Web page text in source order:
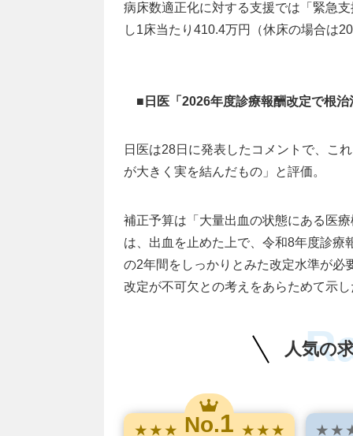
病床数適正化に対する支援では「緊急
し1床当たり410.4万円（休床の場合は
■日医「2026年度診療報酬改定で根治
日医は28日に発表したコメントで、こ
が大きく実を結んだもの」と評価。
補正予算は「大量出血の状態にある医
は、出血を止めた上で、令和8年度診療
の2年間をしっかりとみた改定水準が必
改定が不可欠との考えをあらためて示
人気の
★ ★ ★ No.1 ★ ★ ★ ★ ★